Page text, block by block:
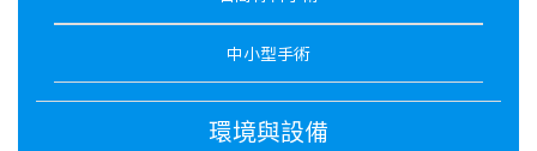
中小型手術
環境與設備